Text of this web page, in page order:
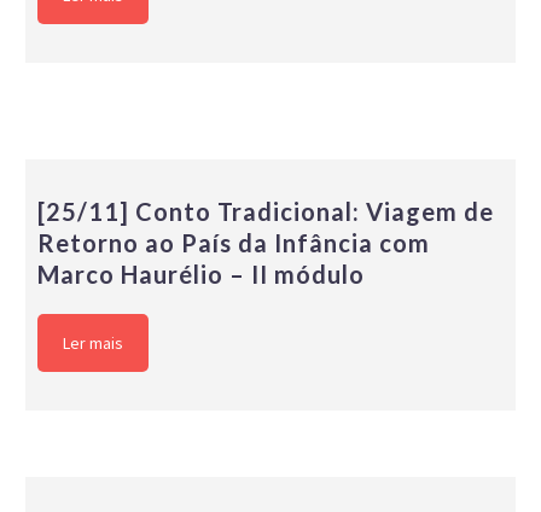
[25/11] Conto Tradicional: Viagem de
Retorno ao País da Infância com
Marco Haurélio – II módulo
Ler mais